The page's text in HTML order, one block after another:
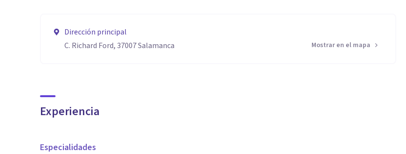
Dirección principal
C. Richard Ford, 37007 Salamanca
Mostrar en el mapa
Experiencia
Especialidades